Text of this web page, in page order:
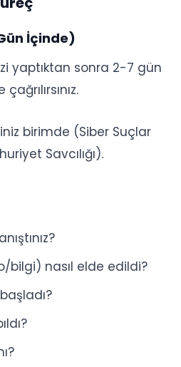
İçinde)
yaptıktan sonra 2-7 gün
birimde (Siber Suçlar
Savcılığı).
bilgi) nasıl elde edildi?